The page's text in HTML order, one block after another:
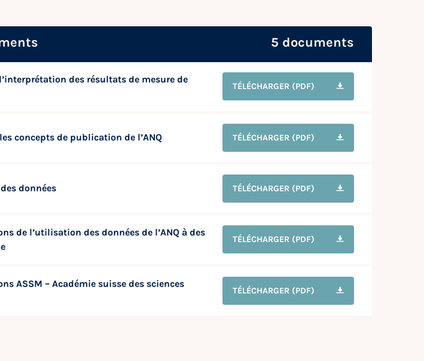
5 documents
des résultats de mesure de
TÉLÉCHARGER (PDF)
concepts de publication de l’ANQ TÉLÉCHARGER (PDF)
données TÉLÉCHARGER (PDF)
de l’utilisation des données de l’ANQ à des
TÉLÉCHARGER (PDF)
ASSM – Académie suisse des sciences
TÉLÉCHARGER (PDF)